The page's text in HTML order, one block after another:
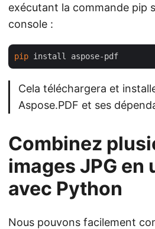
exécutant la commande pip
console :
pip
Cela téléchargera et
Aspose.PDF et ses
Combinez
images JPG en
avec Python
Nous pouvons facilement